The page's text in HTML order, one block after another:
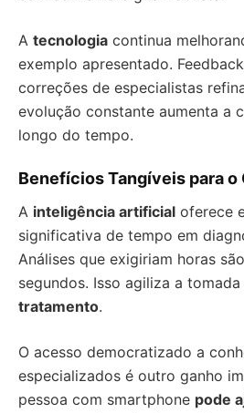
A tecnologia continua
exemplo apresentado.
correções de especialistas
evolução constante aumenta a
longo do tempo.
Benefícios Tangíveis para
A inteligência artificial oferece
significativa de tempo em
Análises que exigiriam horas
segundos. Isso agiliza a
tratamento.
O acesso democratizado a
especializados é outro ganho
pessoa com smartphone pode